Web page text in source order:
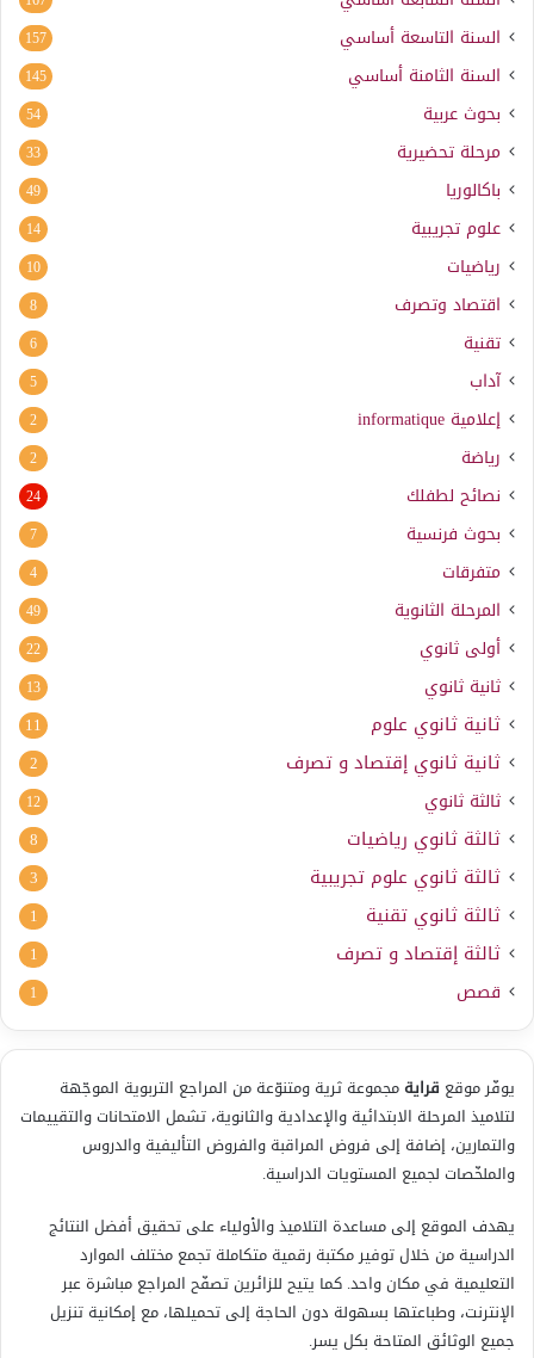
السنة التاسعة أساسي 157
السنة الثامنة أساسي 145
بحوث عربية 54
مرحلة تحضيرية 33
باكالوريا 49
علوم تجريبية 14
رياضيات 10
اقتصاد وتصرف 8
تقنية 6
آداب 5
إعلامية informatique
2
رياضة 2
نصائح لطفلك 24
بحوث فرنسية 7
متفرقات 4
المرحلة الثانوية 49
أولى ثانوي 22
ثانية ثانوي 13
ثانية ثانوي علوم 11
ثانية ثانوي إقتصاد و تصرف 2
ثالثة ثانوي 12
ثالثة ثانوي رياضيات 8
ثالثة ثانوي علوم تجريبية 3
ثالثة ثانوي تقنية 1
ثالثة إقتصاد و تصرف 1
قصص 1
يوفّر موقع قرايةمجموعة ثرية ومتنوّعة من المراجع التربوية الموجّهة
لتلاميذ المرحلة الابتدائية والإعدادية والثانوية، تشمل الامتحانات والتقييمات
والتمارين، إضافة إلى فروض المراقبة والفروض التأليفية والدروس
والملخّصات لجميع المستويات الدراسية.
يهدف الموقع إلى مساعدة التلاميذ والأولياء على تحقيق أفضل النتائج
الدراسية من خلال توفير مكتبة رقمية متكاملة تجمع مختلف الموارد
التعليمية في مكان واحد. كما يتيح للزائرين تصفّح المراجع مباشرة عبر
الإنترنت، وطباعتها بسهولة دون الحاجة إلى تحميلها، مع إمكانية تنزيل
جميع الوثائق المتاحة بكل يسر.